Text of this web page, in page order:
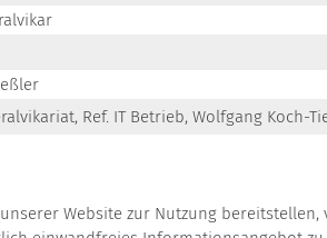
Ref. IT Betrieb, Wolfgang Koch-
Website zur Nutzung